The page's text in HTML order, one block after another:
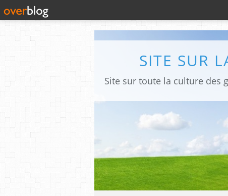
SITE SUR